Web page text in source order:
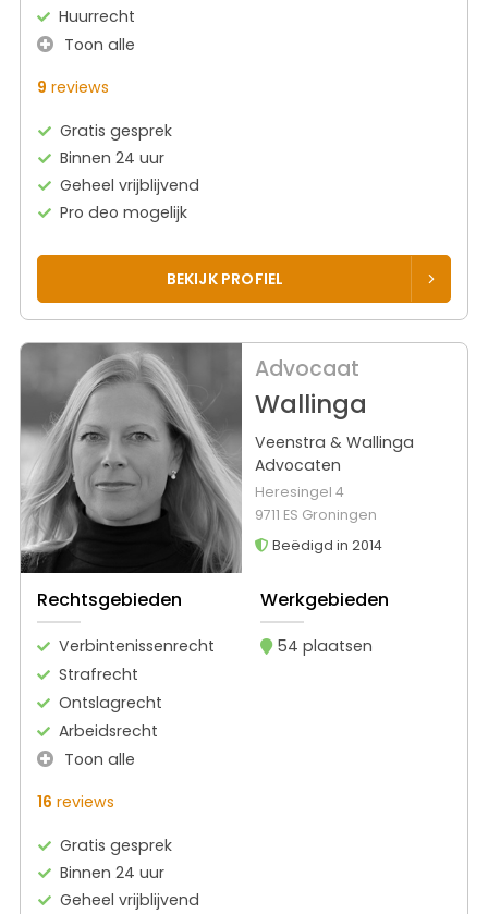
Huurrecht
Toon alle
9 reviews
Gratis gesprek
Binnen 24 uur
Geheel vrijblijvend
Pro deo mogelijk
BEKIJK PROFIEL
Advocaat
Wallinga
Veenstra & Wallinga
Advocaten
Heresingel 4
9711 ES Groningen
Beëdigd in 2014
Rechtsgebieden
Verbintenissenrecht
Strafrecht
Ontslagrecht
Arbeidsrecht
Toon alle
Werkgebieden
54 plaatsen
16 reviews
Gratis gesprek
Binnen 24 uur
Geheel vrijblijvend